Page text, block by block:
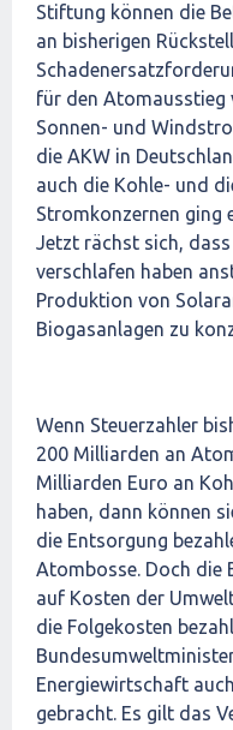
Stiftung können die
an bisherigen
für den Atomausstieg
Sonnen- und
die AKW in
auch die Kohle- und
Stromkonzernen ging
Jetzt rächst sich,
verschlafen haben
Produktion von
Biogasanlagen zu
Wenn Steuerzahler
200 Milliarden an
Milliarden Euro an
haben, dann können
die Entsorgung
Atombosse. Doch die
auf Kosten der
die Folgekosten
Energiewirtschaft
gebracht. Es gilt das